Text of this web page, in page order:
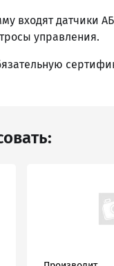
входят датчики
управления.